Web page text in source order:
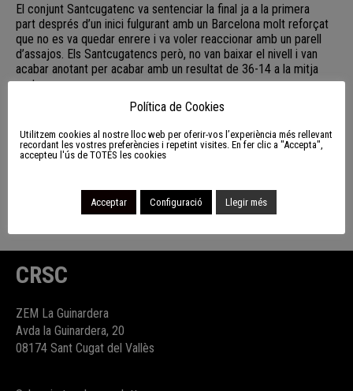
El conjunt Santcugatenc va sentenciar la final ja a la primera
part després d’un inici fulgurant amb un Barcelona molt reforçat
que no es va quedar enrere i va voler reaccionar amb un parell
d’assajos. Els Santcugatencs però, no van baixar el nivell i van
acabar anotant per acabar amb un resultat de 36-14 a la mitja
part.
En una segona part més travada però molt lluitada pels dos
del Rugby Sant Cugat van mantenir la distància i
van poder aixecar el títol. Ara toca afrontar elseguentrepte;
competir al Campionat d’Espanya que es disputarà a Valladolid
11i 12 de Maig.
Sancu, sempreSancu.
Fotografia: Josep Lluís Larriba
CRSC
ZEM La Guinardera
Avda la Guinardera, 20
08174 Sant Cugat del Vallès
Política de Cookies
Utilitzem cookies al nostre lloc web per oferir-vos l’experiència més rellevant
recordant les vostres preferències i repetint visites. En fer clic a "Accepta",
accepteu l'ús de TOTES les cookies
Acceptar Configuració Llegir més